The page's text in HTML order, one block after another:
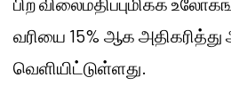
வரியை 15% ஆக அதிகரித்து
வெளியிட்டுள்ளது.